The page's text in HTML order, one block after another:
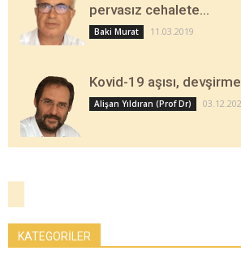
pervasız cehalete…
Baki Murat 11.03.2019
Kovid-19 aşısı,
Alişan Yıldıran (Prof Dr)
KATEGORİLER